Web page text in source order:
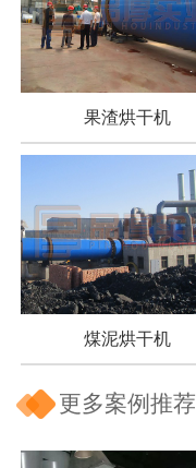
果渣烘干机
煤泥烘干机
更多案例推荐